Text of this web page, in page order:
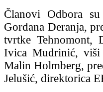
Članovi Odbora
Gordana Deranja,
tvrtke Tehnomont,
Ivica Mudrinić, viši
Malin Holmberg,
Jelušić, direktorica